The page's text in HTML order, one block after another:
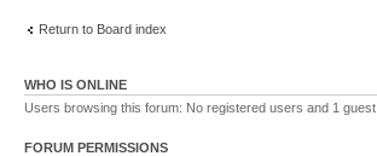
Return to Board index
WHO IS ONLINE
Users browsing this forum: No registered users and 1 guest
FORUM PERMISSIONS